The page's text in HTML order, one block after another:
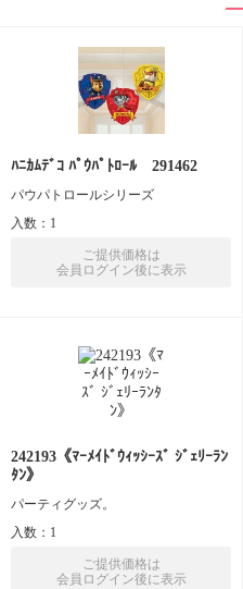
ﾊﾆｶﾑﾃﾞｺ ﾊﾟｳﾊﾟﾄﾛｰﾙ 291462
パウパトロールシリーズ
入数：1
ご提供価格は
会員ログイン後に表示
242193《ﾏｰﾒｲﾄﾞｳｨｯｼｰｽﾞ ｼﾞｪﾘｰﾗﾝ
ﾀﾝ》
パーティグッズ。
入数：1
ご提供価格は
会員ログイン後に表示